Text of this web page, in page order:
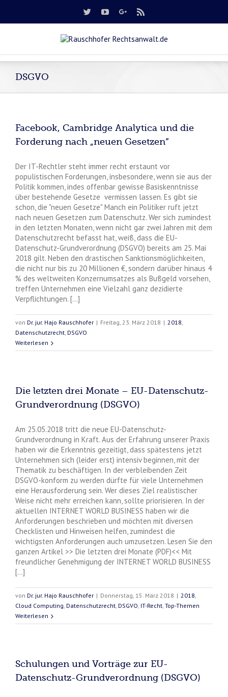
DSGVO
Facebook, Cambridge Analytica und die
Forderung nach „neuen Gesetzen“
Der IT-Rechtler steht immer recht erstaunt vor
populistischen Forderungen, insbesondere, wenn sie aus der
Politik kommen, indes offenbar gewisse Basiskenntnisse
über bestehende Gesetze vermissen lassen. Es gibt sie
schon, die "neuen Gesetze" Manch ein Politiker ruft jetzt
nach neuen Gesetzen zum Datenschutz. Wer sich zumindest
in den letzten Monaten, wenn nicht gar zwei Jahren mit dem
Datenschutzrecht befasst hat, weiß, dass die EU-
Datenschutz-Grundverordnung (DSGVO) bereits am 25. Mai
2018 gilt. Neben den drastischen Sanktionsmöglichkeiten,
die nicht nur bis zu 20 Millionen €, sondern darüber hinaus 4
% des weltweiten Konzernumsatzes als Bußgeld vorsehen,
treffen Unternehmen eine Vielzahl ganz dezidierte
Verpflichtungen. [...]
von Dr. jur. Hajo Rauschhofer | Freitag, 23. März 2018 | 2018,
Datenschutzrecht, DSGVO
Weiterlesen
Die letzten drei Monate – EU-Datenschutz-
Grundverordnung (DSGVO)
Am 25.05.2018 tritt die neue EU-Datenschutz-
Grundverordnung in Kraft. Aus der Erfahrung unserer Praxis
haben wir die Erkenntnis gezeitigt, dass spätestens jetzt
Unternehmen sich (leider erst) intensiv beginnen, mit der
Thematik zu beschäftigen. In der verbleibenden Zeit
DSGVO-konform zu werden dürfte für viele Unternehmen
eine Herausforderung sein. Wer dieses Ziel realistischer
Weise nicht mehr erreichen kann, sollte priorisieren. In der
aktuellen INTERNET WORLD BUSINESS haben wir die
Anforderungen beschrieben und möchten mit diversen
Checklisten und Hinweisen helfen, zumindest die
wichtigsten Anforderungen auch umzusetzen. Lesen Sie den
ganzen Artikel >> Die letzten drei Monate (PDF)<< Mit
freundlicher Genehmigung der INTERNET WORLD BUSINESS
[...]
von Dr. jur. Hajo Rauschhofer | Donnerstag, 15. März 2018 | 2018,
Cloud Computing, Datenschutzrecht, DSGVO, IT-Recht, Top-Themen
Weiterlesen
Schulungen und Vorträge zur EU-
Datenschutz-Grundverordnung (DSGVO)